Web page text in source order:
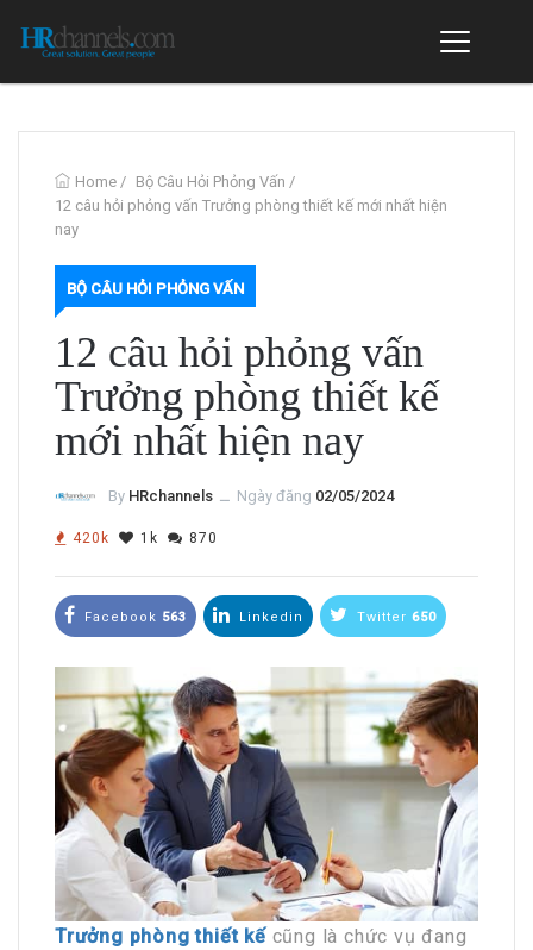
Home / Bộ Câu Hỏi Phỏng Vấn /
12 câu hỏi phỏng vấn Trưởng phòng thiết kế mới nhất hiện
nay
BỘ CÂU HỎI PHỎNG VẤN
12 câu hỏi phỏng vấn
Trưởng phòng thiết kế
mới nhất hiện nay
By HRchannels ــ Ngày đăng 02/05/2024
420k 1k 870
Facebook 563 Linkedin Twitter 650
Trưởng phòng thiết kế cũng là chức vụ đang